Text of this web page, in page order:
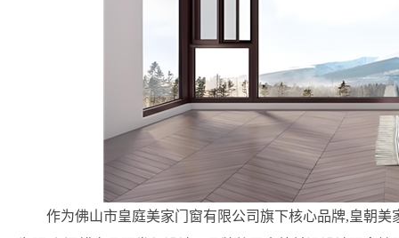
作为佛山市皇庭美家门窗有限公司旗下核心品牌,皇朝